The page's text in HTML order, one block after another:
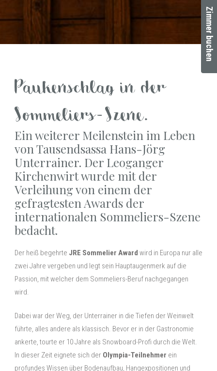
Paukenschlag in der
Sommeliers-Szene.
Ein weiterer Meilenstein im Leben
von Tausendsassa Hans-Jörg
Unterrainer. Der Leoganger
Kirchenwirt wurde mit der
Verleihung von einem der
gefragtesten Awards der
internationalen Sommeliers-Szene
bedacht.
Der heiß begehrte JRE Sommelier Award wird in Europa nur alle
zwei Jahre vergeben und legt sein Hauptaugenmerk auf die
Passion, mit welcher dem Sommeliers-Beruf nachgegangen
wird.
Dabei war der Weg, der Unterrainer in die Tiefen der Weinwelt
führte, alles andere als klassisch. Bevor er in der Gastronomie
ankerte, tourte er 10 Jahre als Snowboard-Profi durch die Welt.
In dieser Zeit eignete sich der Olympia-Teilnehmer ein
profundes Wissen über Bodenaufbau, Hangexpositionen und
Zimmer buchen